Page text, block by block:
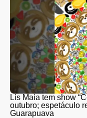
Lis Maia tem show
outubro; espetáculo
Guarapuava